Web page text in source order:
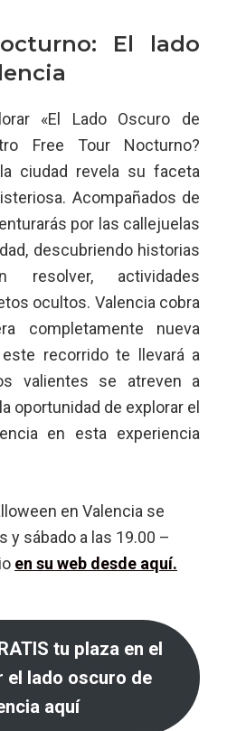
El lado
«El Lado Oscuro de
Free Tour Nocturno?
ciudad revela su faceta
Acompañados de
por las callejuelas
descubriendo historias
actividades
ocultos. Valencia cobra
completamente nueva
recorrido te llevará a
valientes se atreven a
oportunidad de explorar el
en esta experiencia
en Valencia se
y sábado a las 19.00 –
en su web desde aquí.
tu plaza en el
el lado oscuro de
aquí